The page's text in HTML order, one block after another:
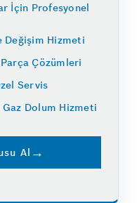
İçin Profesyonel
Değişim Hizmeti
Çözümleri
Servis
Gaz Dolum Hizmeti
Al